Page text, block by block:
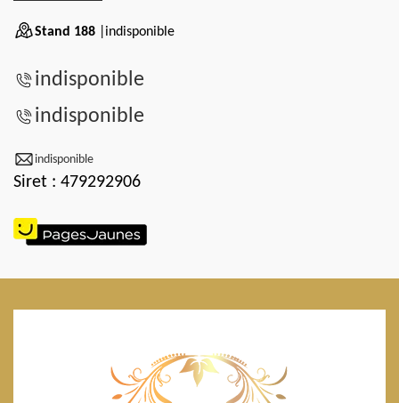
Stand 188 |indisponible
indisponible
indisponible
indisponible
Siret : 479292906